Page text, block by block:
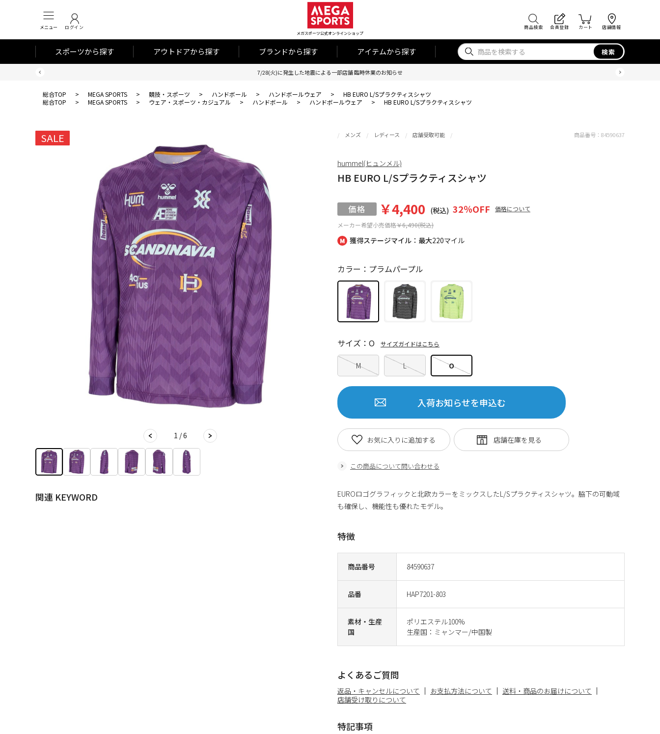
メニュー ログイン
メガスポーツ公式オンラインショップ
商品検索 会員登録 カート 店舗情報
スポーツから探す アウトドアから探す ブランドから探す アイテムから探す 検索
7/28(火)に発生した地震による一部店舗 臨時休業のお知らせ
総合TOP > MEGA SPORTS > 競技・スポーツ > ハンドボール > ハンドボールウェア >
HB EURO L/Sプラクティスシャツ
総合TOP
> MEGA SPORTS > ウェア・スポーツ・カジュアル > ハンドボール > ハンドボールウェア > HB EURO L/Sプラクティスシャツ
SALE
1 / 6
関連 KEYWORD
獲得ステージマイル：最大220マイル
メンズ レディース 店舗受取可能
HB EURO L/Sプラクティスシャツ
メーカー希望小売価格￥6,490(税込)
￥4,400 (税込) 32％OFF 価格について
商品番号 84590637
品番 HAP7201-803
素材・生産
国
ポリエステル100%
生産国：ミャンマー/中国製
カラー：プラムパープル
M L O
サイズ：O サイズガイドはこちら
入荷お知らせを申込む
この商品について問い合わせる
お気に入りに追加する
商品番号： 84590637
hummel(ヒュンメル)
EUROロゴグラフィックと北欧カラーをミックスしたL/Sプラクティスシャツ。脇下の可動域
も確保し、機能性も優れたモデル。
特徴
よくあるご質問
返品・キャンセルについて お支払方法について
送料・商品のお届けについて
店舗受け取りについて
特記事項